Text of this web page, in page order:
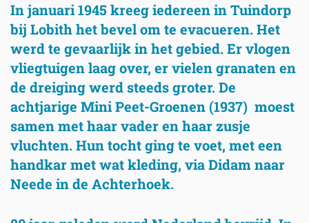
In januari 1945 kreeg iedereen in Tuindorp
bij Lobith het bevel om te evacueren. Het
werd te gevaarlijk in het gebied. Er vlogen
vliegtuigen laag over, er vielen granaten en
de dreiging werd steeds groter.De
achtjarige Mini Peet-Groenen (1937) moest
samen met haar vader en haar zusje
vluchten. Hun tocht ging te voet, met een
handkar met wat kleding, via Didam naar
Neede in de Achterhoek.